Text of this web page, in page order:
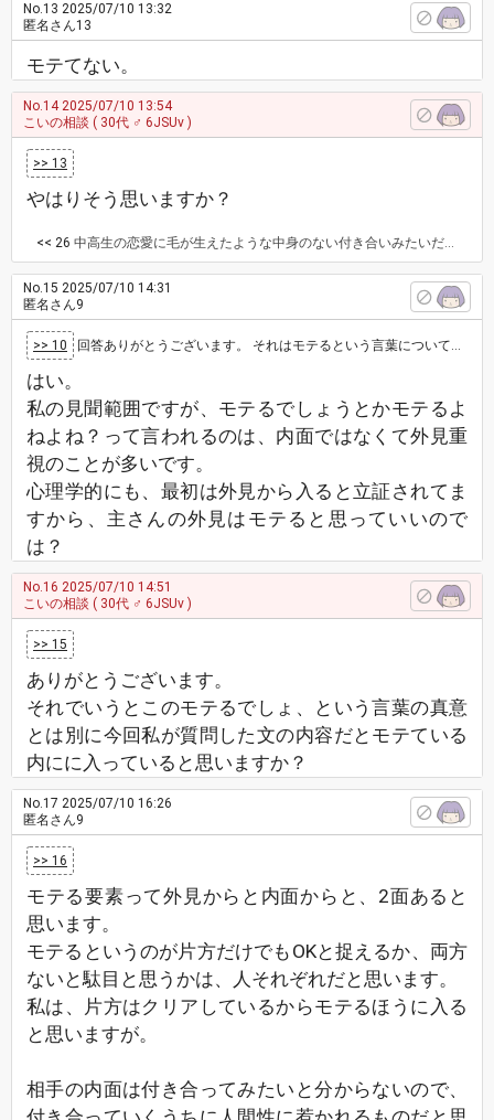
No.13 2025/07/10 13:32
匿名さん13
モテてない。
No.142025/07/10 13:54
こいの相談 ( 30代 ♂ 6JSUv )
>> 13
やはりそう思いますか？
<< 26 中高生の恋愛に毛が生えたような中身のない付き合いみたいだから。 精神年齢が低いからそんな恋愛ごっこで満足してるんだよ。 なんか哀れ。
No.15 2025/07/10 14:31
匿名さん9
>> 10 回答ありがとうございます。 それはモテるという言葉について、でしょうか？
はい。
私の見聞範囲ですが、モテるでしょうとかモテるよ
ねよね？って言われるのは、内面ではなくて外見重
視のことが多いです。
心理学的にも、最初は外見から入ると立証されてま
すから、主さんの外見はモテると思っていいので
は？
No.16 2025/07/10 14:51
こいの相談 ( 30代 ♂ 6JSUv )
>> 15
ありがとうございます。
それでいうとこのモテるでしょ、という言葉の真意
とは別に今回私が質問した文の内容だとモテている
内にに入っていると思いますか？
No.17 2025/07/10 16:26
匿名さん9
>> 16
モテる要素って外見からと内面からと、2面あると
思います。
モテるというのが片方だけでもOKと捉えるか、両方
ないと駄目と思うかは、人それぞれだと思います。
私は、片方はクリアしているからモテるほうに入る
と思いますが。
相手の内面は付き合ってみたいと分からないので、